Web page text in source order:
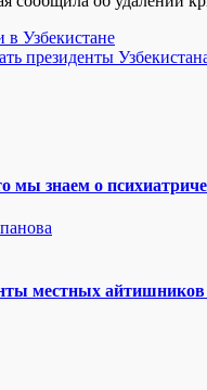
в Узбекистане
президенты
мы знаем о
местных